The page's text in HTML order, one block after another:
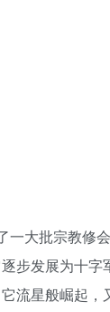
一大批宗教修
步发展为十
流星般崛起